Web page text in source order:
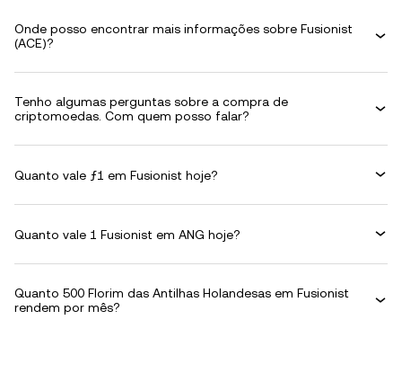
Onde posso encontrar mais informações sobre Fusionist
(ACE)?
Tenho algumas perguntas sobre a compra de
criptomoedas. Com quem posso falar?
Quanto vale ƒ1 em Fusionist hoje?
Quanto vale 1 Fusionist em ANG hoje?
Quanto 500 Florim das Antilhas Holandesas em Fusionist
rendem por mês?